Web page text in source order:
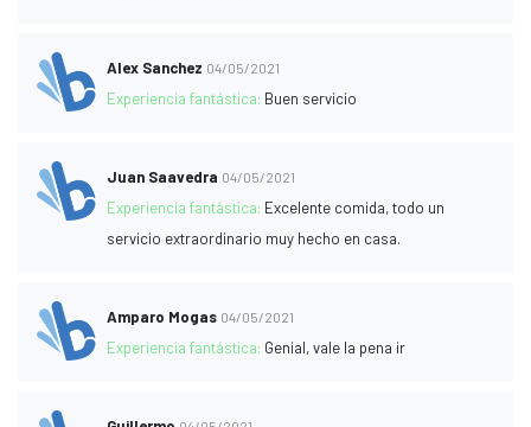
Alex Sanchez 04/05/2021
Experiencia fantástica: Buen servicio
Juan Saavedra 04/05/2021
Experiencia fantástica: Excelente comida, todo un
servicio extraordinario muy hecho en casa.
Amparo Mogas 04/05/2021
Experiencia fantástica: Genial, vale la pena ir